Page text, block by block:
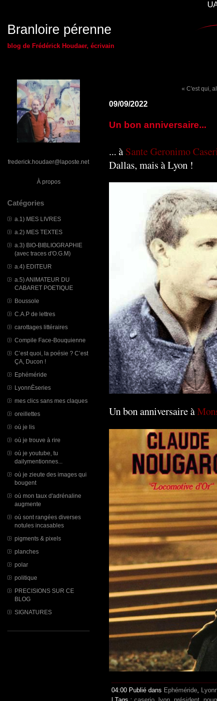
Branloire pérenne
blog de Frédérick Houdaer, écrivain
frederick.houdaer@laposte.net
À propos
Catégories
a.1) MES LIVRES
a.2) MES TEXTES
a.3) BIO-BIBLIOGRAPHIE
(avec traces d'O.G.M)
a.4) EDITEUR
a.5) ANIMATEUR DU
CABARET POETIQUE
Boussole
C.A.P de lettres
carottages littéraires
Compile Face-Bouquienne
C’est quoi, la poésie ? C’est
ÇA, Ducon !
Ephéméride
LyonnÈseries
mes clics sans mes claques
oreillettes
où je lis
où je trouve à rire
où je youtube, tu
dailymentionnes...
où je zieute des images qui
bougent
où mon taux d'adrénaline
augmente
où sont rangées diverses
notules incasables
pigments & pixels
planches
polar
politique
PRECISIONS SUR CE
BLOG
SIGNATURES
« C'est qui,
09/09/2022
Un bon anniversaire...
... à Sante Geronimo
Dallas, mais à Lyon !
Un bon anniversaire à
04:00 Publié dans Ephéméride